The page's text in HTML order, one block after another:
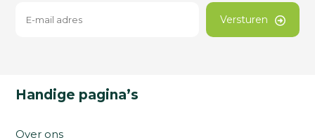
Versturen
Handige pagina’s
Over ons